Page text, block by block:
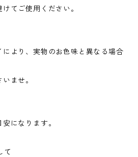
てご使用ください。
より、実物のお色味と異なる場合
ませ。
になります。
て